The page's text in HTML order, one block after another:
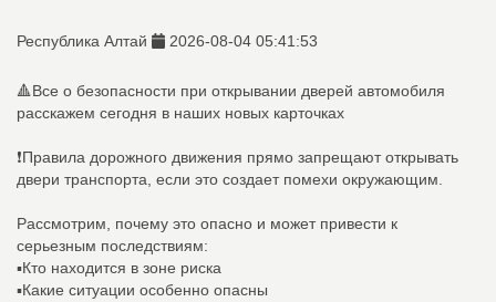
Республика Алтай 2026-08-04 05:41:53
🔺Все о безопасности при открывании дверей автомобиля
расскажем сегодня в наших новых карточках
❗Правила дорожного движения прямо запрещают открывать
двери транспорта, если это создает помехи окружающим.
Рассмотрим, почему это опасно и может привести к
серьезным последствиям:
▪Кто находится в зоне риска
▪Какие ситуации особенно опасны